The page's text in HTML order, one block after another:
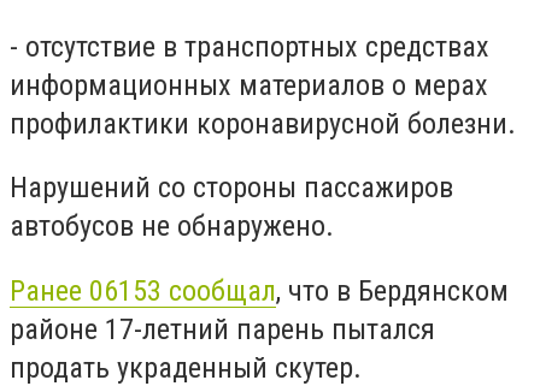
- отсутствие в транспортных средствах
информационных материалов о мерах
профилактики коронавирусной болезни.
Нарушений со стороны пассажиров
автобусов не обнаружено.
Ранее 06153 сообщал, что в Бердянском
районе 17-летний парень пытался
продать украденный скутер.